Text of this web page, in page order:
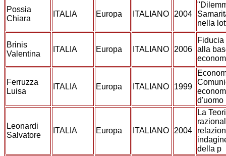
Possia
Chiara
ITALIA Europa ITALIANO 2004
nella
Brinis
Valentina
ITALIA Europa ITALIANO 2006
Fiducia
alla
Ferruzza
Luisa
ITALIA Europa ITALIANO 1999
d'uomo
Leonardi
Salvatore
ITALIA Europa ITALIANO 2004
La
della p